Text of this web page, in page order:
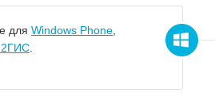
для Windows Phone
2ГИС